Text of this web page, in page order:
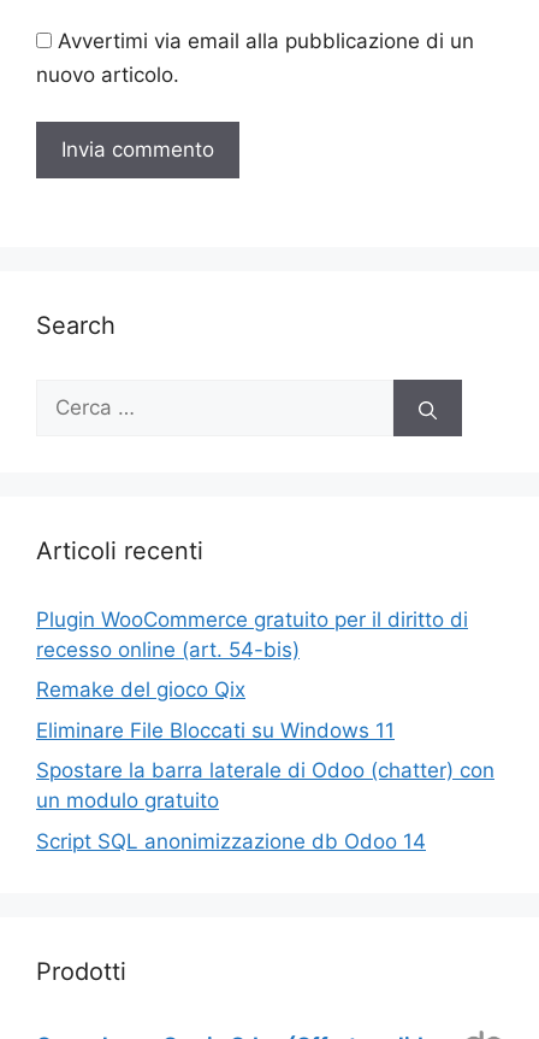
Avvertimi via email alla pubblicazione di un
nuovo articolo.
Search
per:
Articoli recenti
Plugin WooCommerce gratuito per il diritto di
recesso online (art. 54-bis)
Remake del gioco Qix
Eliminare File Bloccati su Windows 11
Spostare la barra laterale di Odoo (chatter) con
un modulo gratuito
Script SQL anonimizzazione db Odoo 14
Prodotti